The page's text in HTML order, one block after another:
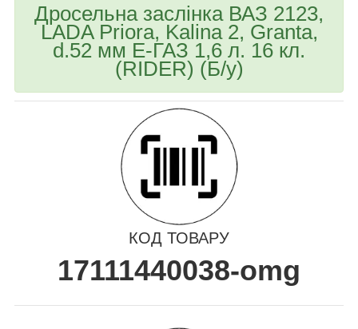
Дросельна заслінка ВАЗ 2123,
LADA Priora, Kalina 2, Granta,
d.52 мм Е-ГАЗ 1,6 л. 16 кл.
(RIDER) (Б/у)
КОД ТОВАРУ
17111440038-omg